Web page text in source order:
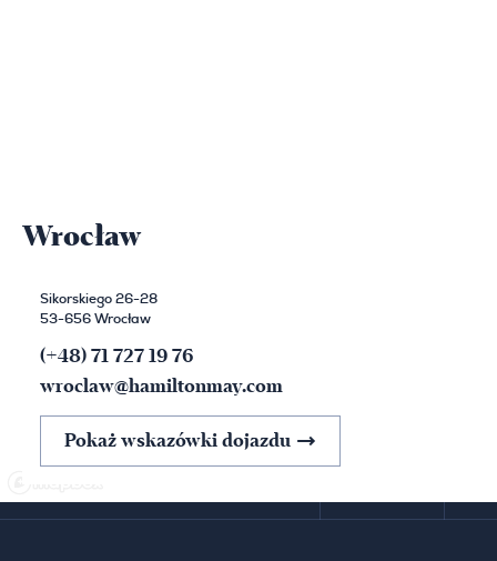
Wrocław
Sikorskiego 26-28
53-656 Wrocław
(+48) 71 727 19 76
wroclaw@hamiltonmay.com
Pokaż wskazówki dojazdu